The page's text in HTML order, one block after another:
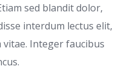
sed blandit dolor,
interdum lectus elit,
Integer faucibus